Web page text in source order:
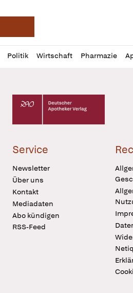
Deutsche Apotheker
Politik Wirtschaft Pharmazie
Profil
öffnen
Daz
Pur
Deutscher Apotheker Verlag
Service
Newsletter
Über uns
Kontakt
Mediadaten
Abo kündigen
RSS-Feed